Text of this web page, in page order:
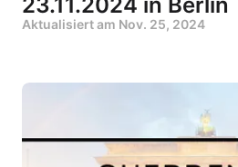
Aktualisiert am Nov. 25, 2024